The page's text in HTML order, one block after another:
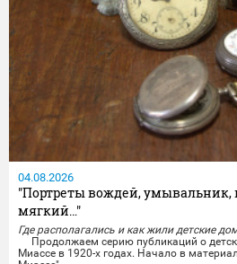
04.08.2026
"Портреты вождей, умывальник,
мягкий…"
Где располагались и как жили детские
Продолжаем серию публикаций о
Миассе в 1920-х годах. Начало в